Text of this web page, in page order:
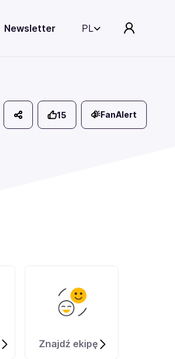
Newsletter PL
15 FanAlert
Znajdź ekipę